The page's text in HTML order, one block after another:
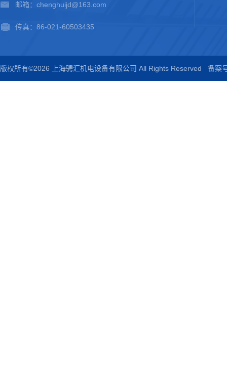
邮箱：chenghuijd@163.com
传真：86-021-60503435
版权所有©2026 上海骋汇机电设备有限公司 All Rights Reserved 备案